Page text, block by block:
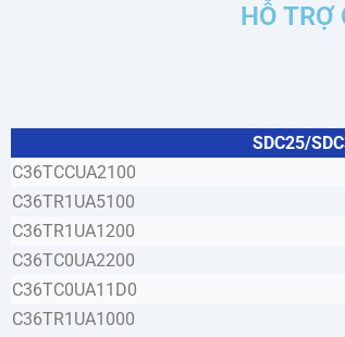
HỖ
SDC25/
C36TCCUA2100
C36TR1UA5100
C36TR1UA1200
C36TC0UA2200
C36TC0UA11D0
C36TR1UA1000